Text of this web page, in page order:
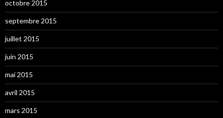
octobre 2015
septembre 2015
juillet 2015
juin 2015
mai 2015
avril 2015
mars 2015